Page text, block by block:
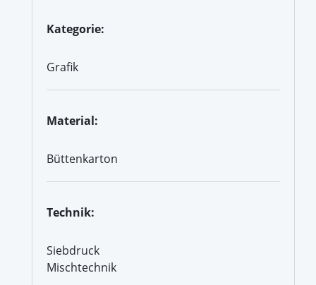
Kategorie:
Grafik
Material:
Büttenkarton
Technik:
Siebdruck
Mischtechnik